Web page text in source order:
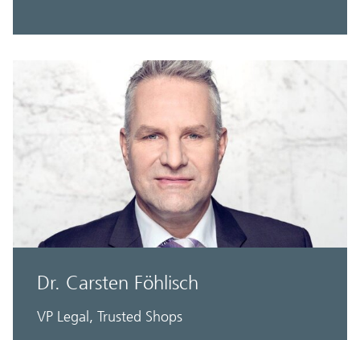
Dr. Carsten Föhlisch
VP Legal, Trusted Shops